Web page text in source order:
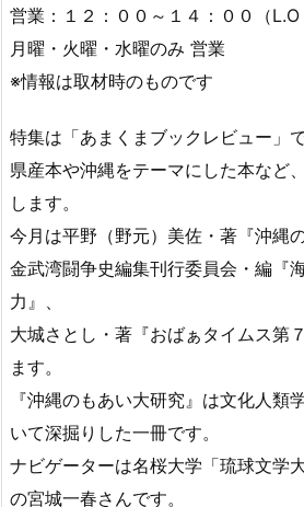
営業：１２：００～１４：００（
月曜・火曜・水曜のみ 営業
※情報は取材時のものです
特集は「あまくまブックレビュー」で
県産本や沖縄をテーマにした本など
します。
今月は平野（野元）美佐・著『沖縄
金武湾闘争史編集刊行委員会・編『
力』、
大城さとし・著『おばぁタイムス第
ます。
『沖縄のもあい大研究』は文化人類
いて深掘りした一冊です。
ナビゲーターは名桜大学「琉球文学
の宮城一春さんです。